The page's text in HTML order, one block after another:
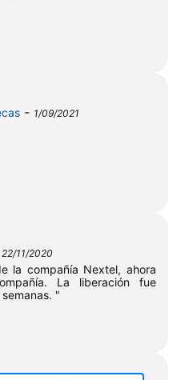
- 1/09/2021
22/11/2020
la compañía Nextel, ahora
La liberación fue
"